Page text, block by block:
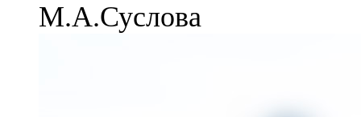
М.А.Суслова